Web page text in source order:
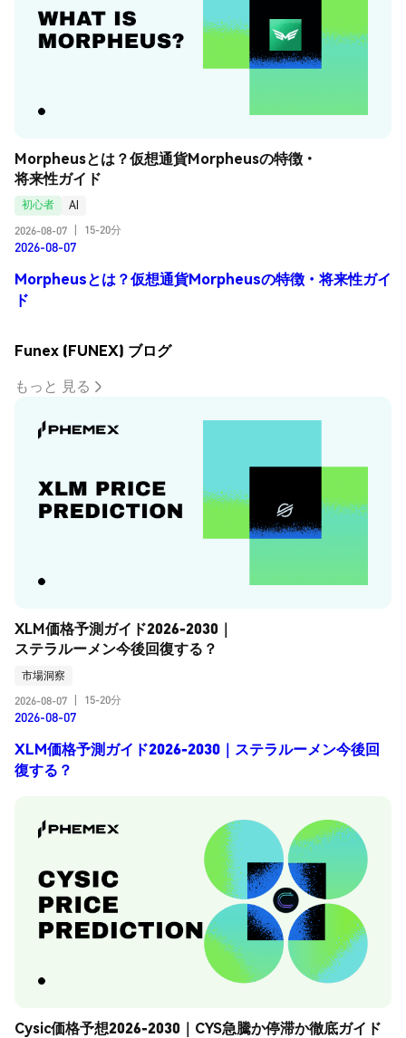
Morpheusとは？仮想通貨Morpheusの特徴・
将来性ガイド
初心者
AI
2026-08-07
15-20分
2026-08-07
Morpheusとは？仮想通貨Morpheusの特徴・将来性ガイ
ド
Funex (FUNEX) ブログ
もっと 見る
XLM価格予測ガイド2026-2030｜
ステラルーメン今後回復する？
市場洞察
2026-08-07
15-20分
2026-08-07
XLM価格予測ガイド2026-2030｜ステラルーメン今後回
復する？
Cysic価格予想2026-2030｜CYS急騰か停滞か徹底ガイド